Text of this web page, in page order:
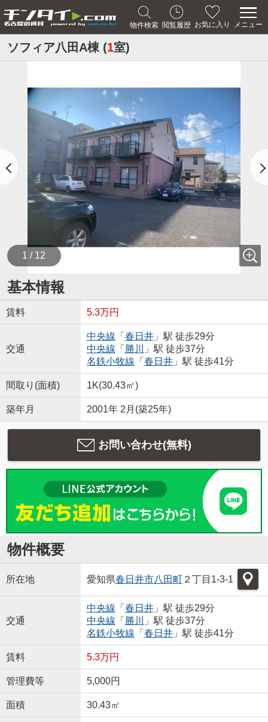
物件検索 閲覧履歴 お気に入り メニュー
ソフィア八田A棟 (1室)
1 / 12
基本情報
賃料 5.3万円
交通
中央線 「 春日井」駅 徒歩29分
中央線 「 勝川
」駅 徒歩37分
名鉄小牧線 「 春日井」駅 徒歩41分
間取り(面積) 1K(30.43㎡)
築年月 2001年 2月(築25年)
お問い合わせ(無料)
物件概要
所在地 愛知県春日井市八田町２丁目1-3-1
交通
中央線 「 春日井」駅 徒歩29分
中央線 「 勝川
」駅 徒歩37分
名鉄小牧線 「 春日井」駅 徒歩41分
賃料 5.3万円
管理費等 5,000円
面積 30.43㎡